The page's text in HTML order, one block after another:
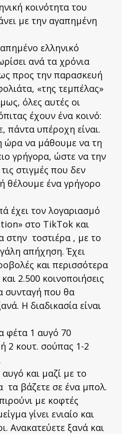
κοινότητα του
με την αγαπημένη
ελληνικό
ανά τα χρόνια
προς την παρασκευή
«της τεμπέλας»
όλες αυτές οι
έχουν ένα κοινό:
πάντα υπέροχη είναι.
ώρα να μάθουμε να τη
γρήγορα, ώστε να την
στιγμές που δεν
θέλουμε ένα γρήγορο
έχει τον λογαριασμό
στο TikTok και
στην τοστιέρα , με το
απήχηση. Έχει
και περισσότερα
2.500 κοινοποιήσεις
συνταγή που θα
Η διαδικασία είναι
φέτα 1 αυγό 70
2 κουτ. σούπας 1-2
και μαζί με το
τα βάζετε σε ένα μπολ.
με κοφτές
γίνει ενιαίο και
Ανακατεύετε ξανά και